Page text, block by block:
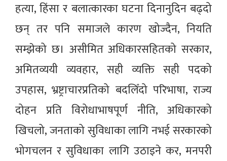
हत्या, हिंसा र बलात्कारका घटना दिनानुदिन बढ्दो
छन् तर पनि समाजले कारण खोज्दैन, नियति
सम्झेको छ। असीमित अधिकारसहितको सरकार,
अमितव्ययी व्यवहार, सही व्यक्ति सही पदको
उपहास, भ्रष्ट्राचारप्रतिको बदलिँदो परिभाषा, राज्य
दोहन प्रति विरोधाभाषपूर्ण नीति, अधिकारको
खिचलो, जनताको सुविधाका लागि नभई सरकारको
भोगचलन र सुविधाका लागि उठाइने कर, मनपरी